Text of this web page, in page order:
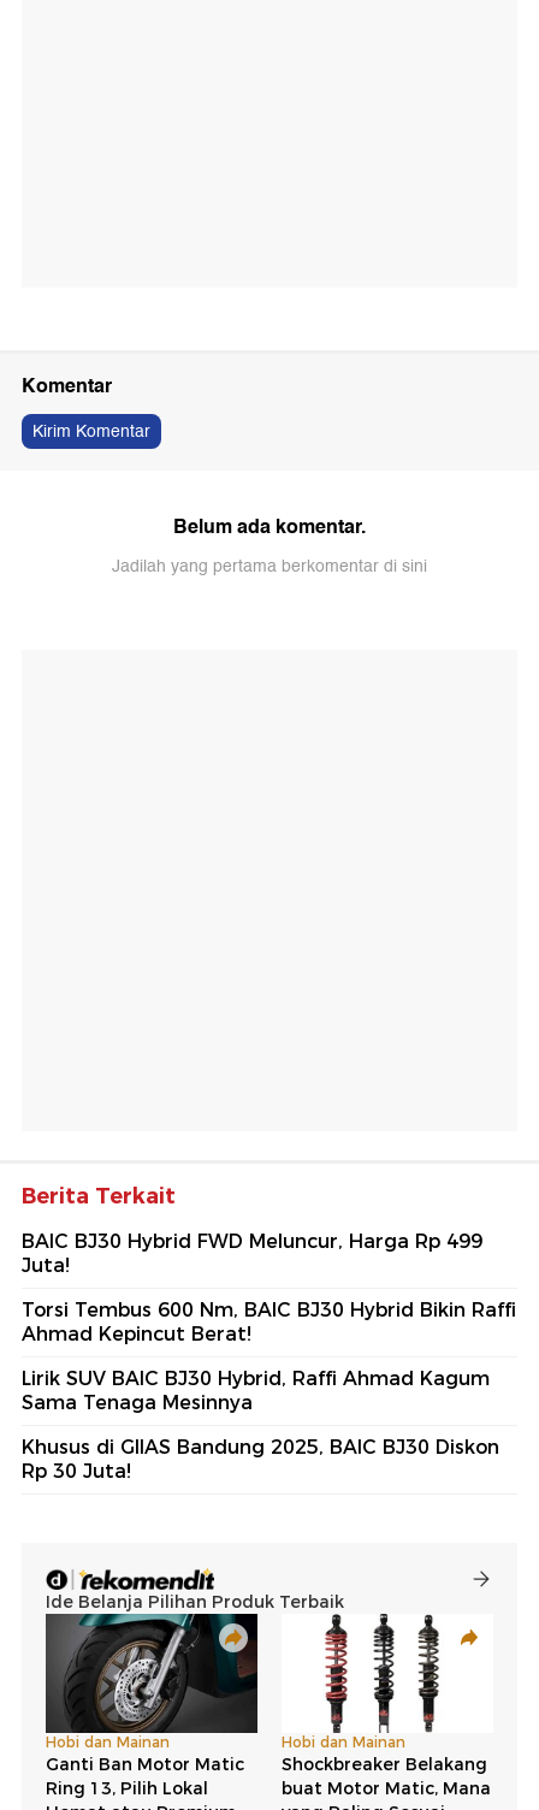
Komentar
Kirim Komentar
Belum ada komentar.
Jadilah yang pertama berkomentar di sini
Berita Terkait
BAIC BJ30 Hybrid FWD Meluncur, Harga Rp 499
Juta!
Torsi Tembus 600 Nm, BAIC BJ30 Hybrid Bikin Raffi
Ahmad Kepincut Berat!
Lirik SUV BAIC BJ30 Hybrid, Raffi Ahmad Kagum
Sama Tenaga Mesinnya
Khusus di GIIAS Bandung 2025, BAIC BJ30 Diskon
Rp 30 Juta!